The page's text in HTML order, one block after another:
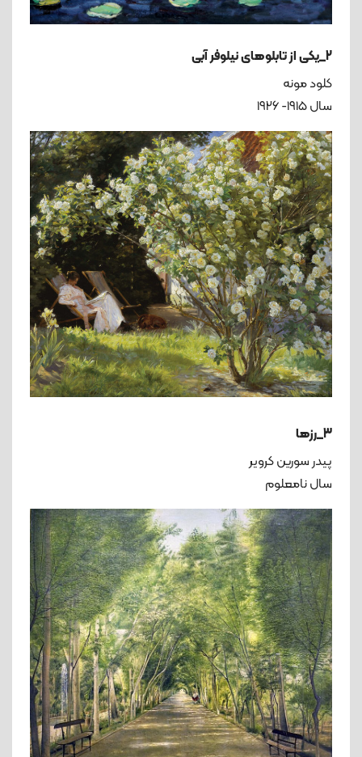
2_یکی از تابلوهای نیلوفر آبی
کلود مونه
سال ۱۹۱۵- ۱۹۲۶
3_رزها
پیدر سورین کرویر
سال نامعلوم